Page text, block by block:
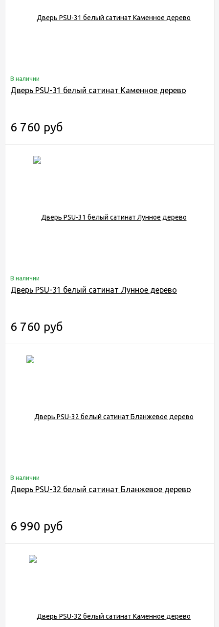
В наличии
Дверь PSU-31 белый сатинат Каменное дерево
6 760 руб
В наличии
Дверь PSU-31 белый сатинат Лунное дерево
6 760 руб
В наличии
Дверь PSU-32 белый сатинат Бланжевое дерево
6 990 руб